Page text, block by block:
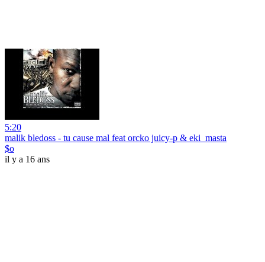
5:20
malik bledoss - tu cause mal feat orcko juicy-p & eki_masta
$o
il y a 16 ans